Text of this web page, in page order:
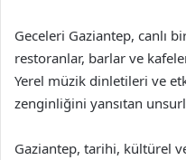
Geceleri Gaziantep, canlı
restoranlar, barlar ve
Yerel müzik dinletileri ve
zenginliğini yansıtan
Gaziantep, tarihi, kültürel